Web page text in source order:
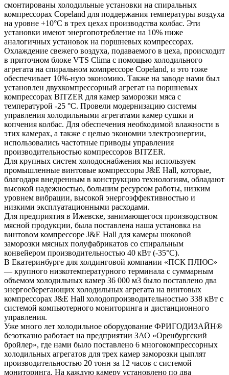
смонтированы холодильные установки на спиральных
компрессорах Copeland для поддержания температуры воздуха
на уровне +10°С в трех цехах производства колбас. Эти
установки имеют энергопотребление на 10% ниже
аналогичных установок на поршневых компрессорах.
Охлаждение свежего воздуха, подаваемого в цеха, происходит
в приточном блоке VTS Clima с помощью холодильного
агрегата на спиральном компрессоре Copeland, и это тоже
обеспечивает 10%-ную экономию. Также на заводе нами был
установлен двухкомпрессорный агрегат на поршневых
компрессорах BITZER для камер заморозки мяса с
температурой -25 °С. Провели модернизацию системы
управления холодильными агрегатами камер сушки и
копчения колбас. Для обеспечения необходимой влажности в
этих камерах, а также с целью экономии электроэнергии,
использовались частотные приводы управления
производительностью компрессоров BITZER.
Для крупных систем холодоснабжения мы используем
промышленные винтовые компрессоры J&E Hall, которые,
благодаря внедренным в конструкцию технологиям, обладают
высокой надежностью, большим ресурсом работы, низким
уровнем вибрации, высокой энергоэффективностью и
низкими эксплуатационными расходами.
Для предприятия в Ижевске, занимающегося производством
мясной продукции, была поставлена наша установка на
винтовом компрессоре J&E Hall для камеры шоковой
заморозки мясных полуфабрикатов со спиральным
конвейером производительностью 40 кВт (-35°С).
В Екатеринбурге для холдинговой компании «ПСК ПЛЮС»
— крупного низкотемпературного терминала с суммарным
объемом холодильных камер 36 000 м3 было поставлено два
энергосберегающих холодильных агрегата на винтовых
компрессорах J&E Hall холодопроизводительностью 338 кВт с
системой компьютерного мониторинга и дистанционного
управления.
Уже много лет холодильное оборудование ФРИГОДИЗАЙН®
безотказно работает на предприятии ЗАО «Оренбургский
бройлер», где нами было поставлено 6 многокомпрессорных
холодильных агрегатов для трех камер заморозки цыплят
производительностью 20 тонн за 12 часов с системой
мониторинга. На каждую камеру установлено по два